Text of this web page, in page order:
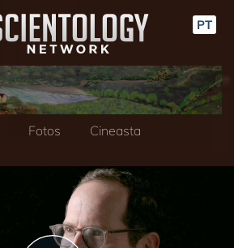
PT
Fotos Cineasta